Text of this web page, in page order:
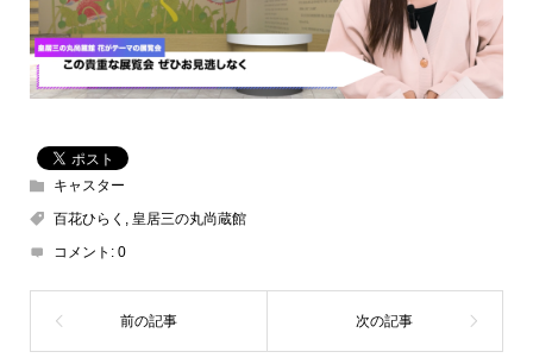
キャスター
百花ひらく
皇居三の丸尚蔵館
コメント: 0